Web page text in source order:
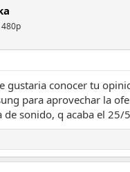
gustaria conocer tu
para aprovechar la
de sonido, q acaba el 25/